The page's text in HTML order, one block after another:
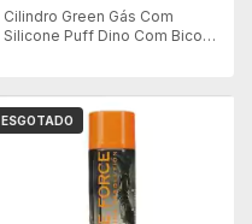
Cilindro Green Gás Com
Silicone Puff Dino Com Bico
ESGOTADO